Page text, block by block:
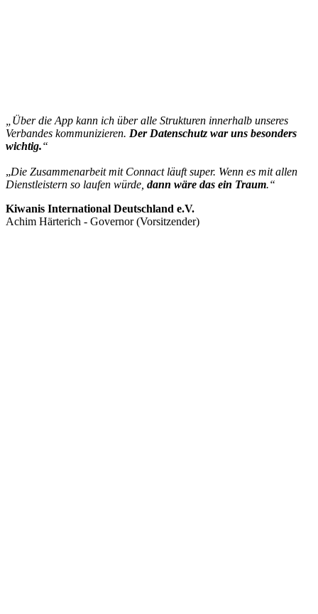
„Über die App kann ich über alle Strukturen innerhalb unseres
Verbandes kommunizieren. Der Datenschutz war uns besonders
wichtig.“
„Die Zusammenarbeit mit Connact läuft super. Wenn es mit allen
Dienstleistern so laufen würde, dann wäre das ein Traum.“
Kiwanis International Deutschland e.V.
Achim Härterich - Governor (Vorsitzender)